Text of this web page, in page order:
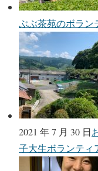
ぶぶ茶苑のボラン
2021 年 7 月 30 日
子大生ボランティ